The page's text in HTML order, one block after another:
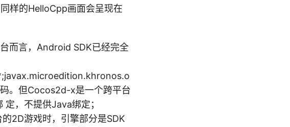
样的HelloCpp画面会呈现在
而言，Android SDK已经完全
。但Cocos2d-x是一个跨平台
，不提供Java绑定；
2D游戏时，引擎部分是SDK